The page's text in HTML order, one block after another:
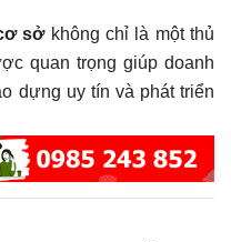
sởkhông chỉ là một thủ
quan trọng giúp doanh
dựng uy tín và phát triển